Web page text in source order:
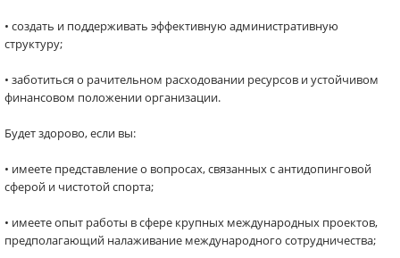
• создать и поддерживать эффективную административную
структуру;
• заботиться о рачительном расходовании ресурсов и устойчивом
финансовом положении организации.
Будет здорово, если вы:
• имеете представление о вопросах, связанных с антидопинговой
сферой и чистотой спорта;
• имеете опыт работы в сфере крупных международных проектов,
предполагающий налаживание международного сотрудничества;